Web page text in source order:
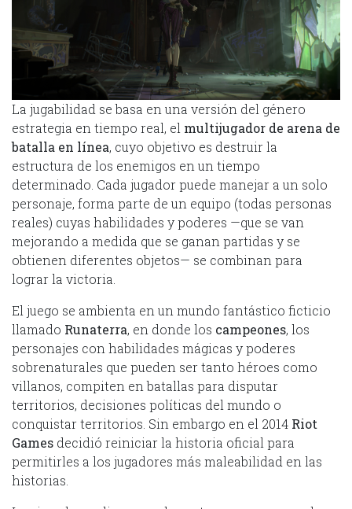
La jugabilidad se basa en una versión del género
estrategia en tiempo real, el multijugador de arena de
batalla en línea, cuyo objetivo es destruir la
estructura de los enemigos en un tiempo
determinado. Cada jugador puede manejar a un solo
personaje, forma parte de un equipo (todas personas
reales) cuyas habilidades y poderes —que se van
mejorando a medida que se ganan partidas y se
obtienen diferentes objetos— se combinan para
lograr la victoria.
El juego se ambienta en un mundo fantástico ficticio
llamado Runaterra, en donde los campeones, los
personajes con habilidades mágicas y poderes
sobrenaturales que pueden ser tanto héroes como
villanos, compiten en batallas para disputar
territorios, decisiones políticas del mundo o
conquistar territorios. Sin embargo en el 2014 Riot
Games decidió reiniciar la historia oficial para
permitirles a los jugadores más maleabilidad en las
historias.